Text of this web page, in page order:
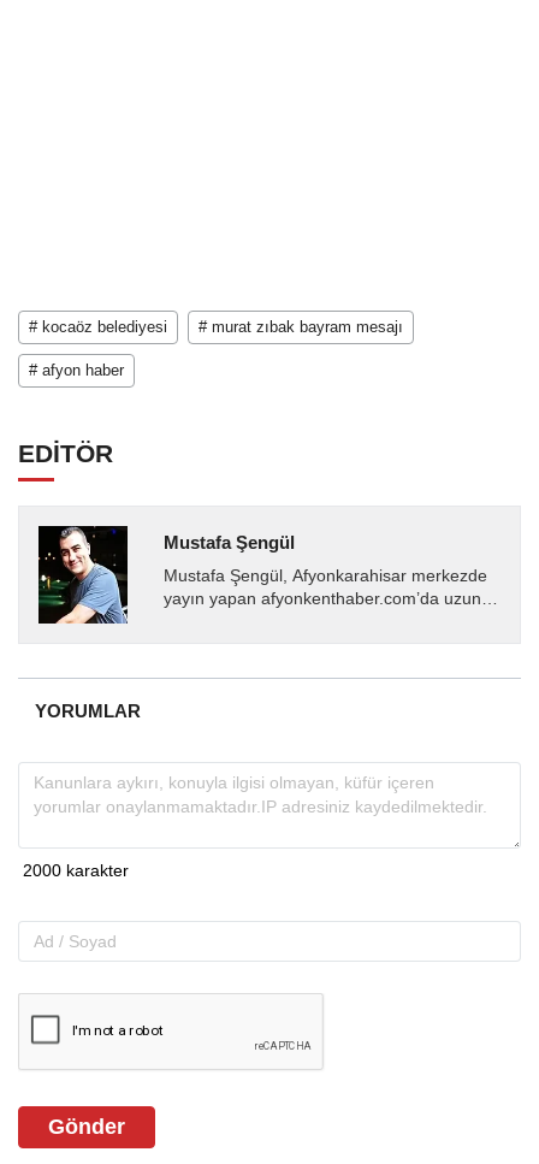
# kocaöz belediyesi # murat zıbak bayram mesajı
# afyon haber
EDİTÖR
Mustafa Şengül
Mustafa Şengül, Afyonkarahisar merkezde
yayın yapan afyonkenthaber.com’da uzun
almakta, haber akışı...
YORUMLAR
Gönder